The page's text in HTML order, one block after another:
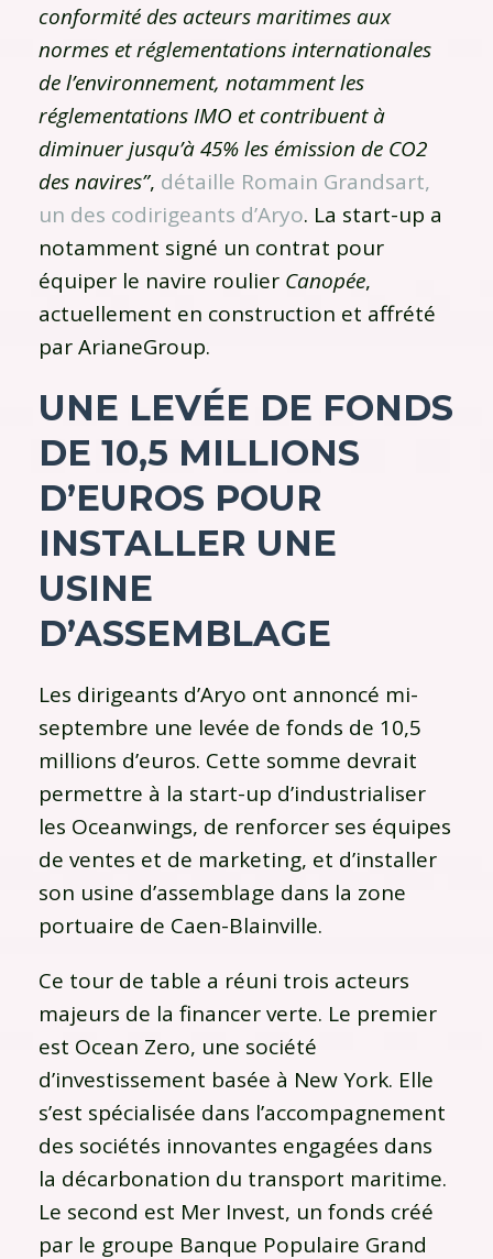
conformité des acteurs maritimes aux
normes et réglementations internationales
de l’environnement, notamment les
réglementations IMO et contribuent à
diminuer jusqu’à 45% les émission de CO2
des navires”, détaille Romain Grandsart,
un des codirigeants d’Aryo. La start-up a
notamment signé un contrat pour
équiper le navire roulier Canopée,
actuellement en construction et affrété
par ArianeGroup.
UNE LEVÉE DE FONDS
DE 10,5 MILLIONS
D’EUROS POUR
INSTALLER UNE
USINE
D’ASSEMBLAGE
Les dirigeants d’Aryo ont annoncé mi-
septembre une levée de fonds de 10,5
millions d’euros. Cette somme devrait
permettre à la start-up d’industrialiser
les Oceanwings, de renforcer ses équipes
de ventes et de marketing, et d’installer
son usine d’assemblage dans la zone
portuaire de Caen-Blainville.
Ce tour de table a réuni trois acteurs
majeurs de la financer verte. Le premier
est Ocean Zero, une société
d’investissement basée à New York. Elle
s’est spécialisée dans l’accompagnement
des sociétés innovantes engagées dans
la décarbonation du transport maritime.
Le second est Mer Invest, un fonds créé
par le groupe Banque Populaire Grand